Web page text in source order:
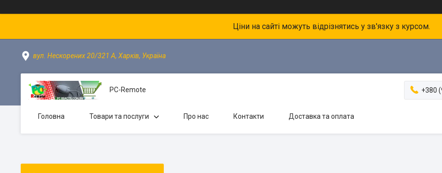
Ціни на сайті можуть відрізнятись у зв'язку з курсом.
вул. Нескорених 20/321 А, Харків, Україна
PC-Remote +380
Головна Товари та послуги Про нас Контакти Доставка та оплата